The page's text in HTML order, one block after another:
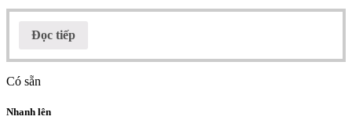
Đọc tiếp
Có sẵn
Nhanh lên